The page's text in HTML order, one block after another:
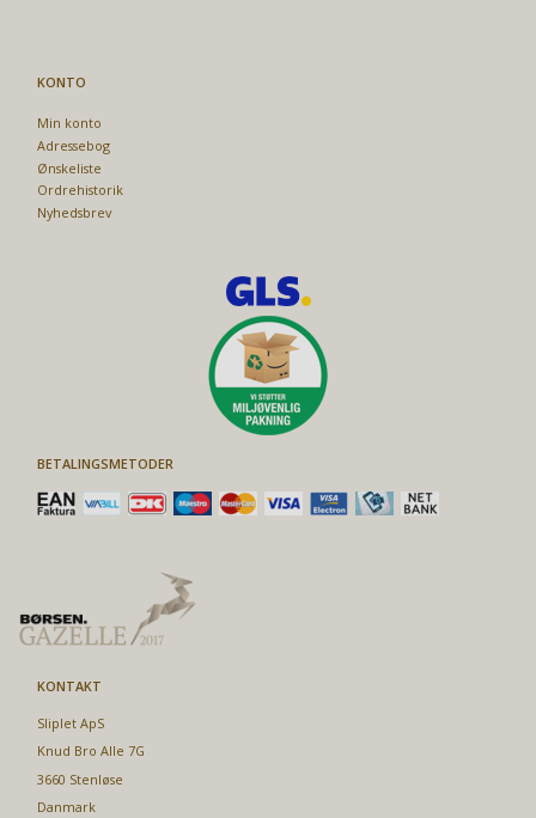
KONTO
Min konto
Adressebog
Ønskeliste
Ordrehistorik
Nyhedsbrev
BETALINGSMETODER
KONTAKT
Sliplet ApS
Knud Bro Alle 7G
3660 Stenløse
Danmark